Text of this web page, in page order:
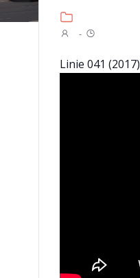
-
Linie 041 (2017)